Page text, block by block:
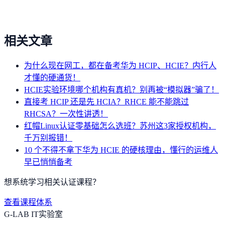
相关文章
为什么现在网工，都在备考华为 HCIP、HCIE？内行人
才懂的硬通货！
HCIE实验环境哪个机构有真机？别再被“模拟器”骗了！
直接考 HCIP 还是先 HCIA？RHCE 能不能跳过
RHCSA？一次性讲透！
红帽Linux认证零基础怎么选班？苏州这3家授权机构，
千万别报错！
10 个不得不拿下华为 HCIE 的硬核理由，懂行的运维人
早已悄悄备考
想系统学习相关认证课程？
查看课程体系
G-LAB IT实验室